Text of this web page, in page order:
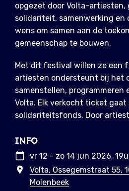
opgezet door Volta-artiesten,
solidariteit, samenwerking en
wens om samen aan de
gemeenschap te bouwen.
Met dit festival willen ze een
artiesten ondersteunt bij het
samenstellen, programmeren
Volta. Elk verkocht ticket
solidariteitsfonds. Door
INFO
vr 12 - zo 14 jun 2026,
Volta, Ossegemstraat 55,
Molenbeek